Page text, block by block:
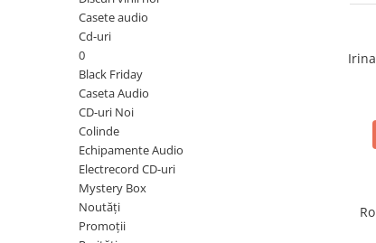
Viniluri Românești
Colecția Electrecord
Casete audio
Cd-uri
0
Black Friday
Caseta Audio
CD-uri Noi
Colinde
Echipamente Audio
Electrecord CD-uri
Mystery Box
Noutăți
Promoții